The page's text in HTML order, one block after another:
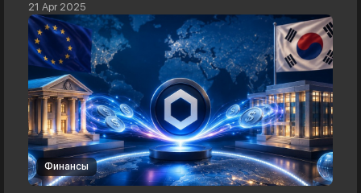
21 Apr 2025
Финансы